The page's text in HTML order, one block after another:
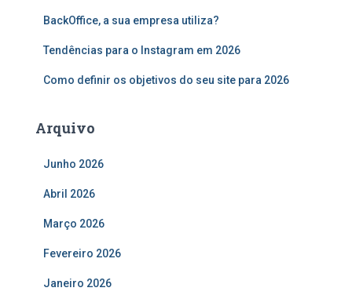
BackOffice, a sua empresa utiliza?
Tendências para o Instagram em 2026
Como definir os objetivos do seu site para 2026
Arquivo
Junho 2026
Abril 2026
Março 2026
Fevereiro 2026
Janeiro 2026